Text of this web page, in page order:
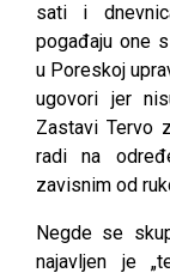
sati i
pogađaju one
u Poreskoj
ugovori jer
Zastavi Tervo
radi na
zavisnim od
Negde se
najavljen je